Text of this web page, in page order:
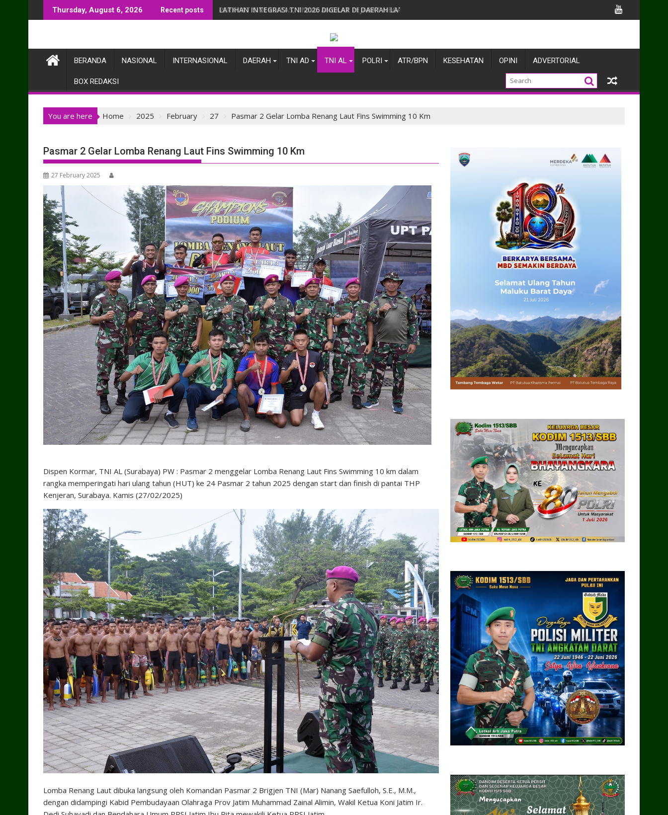
to
Thursday, August 6, 2026 Recent posts LATIHAN INTEGRASI TNI 2026 DIGELAR DI DAERAH LATIHAN TNI AL DABO SINGKEP, TNI AL TEMBAKKAN RUDAL KAPAL PERANG DAN
BERANDA NASIONAL INTERNASIONAL DAERAH TNI AD TNI AL POLRI ATR/BPN KESEHATAN OPINI ADVERTORIAL
BOX REDAKSI
You are here Home 2025 February 27 Pasmar 2 Gelar Lomba Renang Laut Fins Swimming 10 Km
Pasmar 2 Gelar Lomba Renang Laut Fins Swimming 10 Km
27 February 2025
Dispen Kormar, TNI AL (Surabaya) PW : Pasmar 2 menggelar Lomba Renang Laut Fins Swimming 10 km dalam
rangka memperingati hari ulang tahun (HUT) ke 24 Pasmar 2 tahun 2025 dengan start dan finish di pantai THP
Kenjeran, Surabaya. Kamis (27/02/2025)
Lomba Renang Laut dibuka langsung oleh Komandan Pasmar 2 Brigjen TNI (Mar) Nanang Saefulloh, S.E., M.M.,
dengan didampingi Kabid Pembudayaan Olahraga Prov Jatim Muhammad Zainal Alimin, Wakil Ketua Koni Jatim Ir.